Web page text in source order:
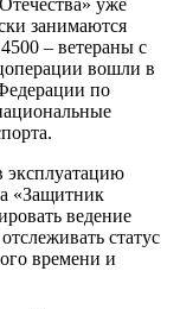
уже
занимаются
– ветераны с
вошли в
по
«Защитник
ведение
статус
времени и